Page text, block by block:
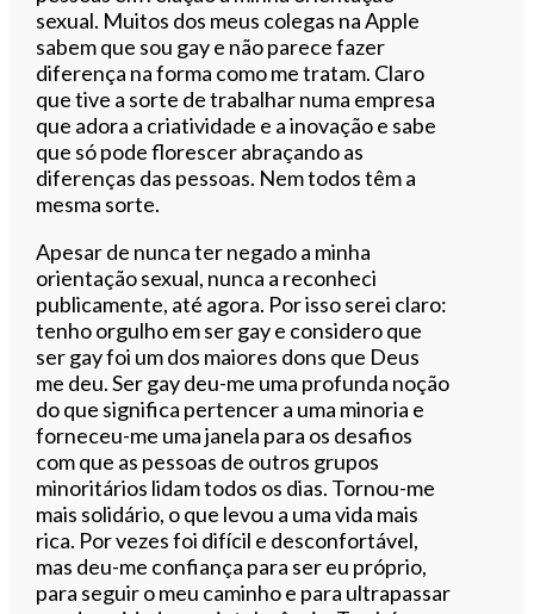
sexual. Muitos dos meus colegas na Apple
sabem que sou gay e não parece fazer
diferença na forma como me tratam. Claro
que tive a sorte de trabalhar numa empresa
que adora a criatividade e a inovação e sabe
que só pode florescer abraçando as
diferenças das pessoas. Nem todos têm a
mesma sorte.
Apesar de nunca ter negado a minha
orientação sexual, nunca a reconheci
publicamente, até agora. Por isso serei claro:
tenho orgulho em ser gay e considero que
ser gay foi um dos maiores dons que Deus
me deu. Ser gay deu-me uma profunda noção
do que significa pertencer a uma minoria e
forneceu-me uma janela para os desafios
com que as pessoas de outros grupos
minoritários lidam todos os dias. Tornou-me
mais solidário, o que levou a uma vida mais
rica. Por vezes foi difícil e desconfortável,
mas deu-me confiança para ser eu próprio,
para seguir o meu caminho e para ultrapassar